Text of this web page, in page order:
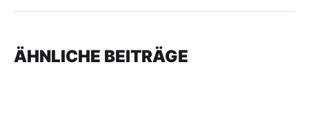
ÄHNLICHE BEITRÄGE